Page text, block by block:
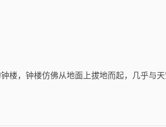
楼，钟楼仿佛从地面上拔地而起，几乎与